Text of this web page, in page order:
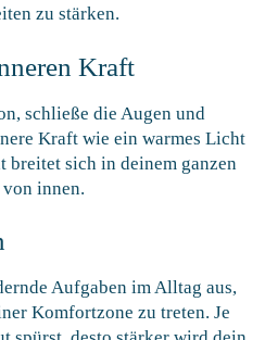
zu stärken.
Kraft
schließe die Augen und
Kraft wie ein warmes Licht
breitet sich in deinem ganzen
innen.
Aufgaben im Alltag aus,
Komfortzone zu treten. Je